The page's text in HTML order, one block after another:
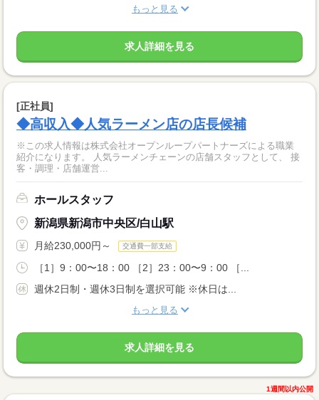
もっと見る
求人詳細を見る
[正社員]
◆高収入◆人気ラーメン店の店長候補
※この求人情報は株式会社オープンループパートナーズによる職業
紹介になります。 人気ラーメンチェーンの店舗スタッフとして、 接
客・調理・店舗運営...
ホールスタッフ
新潟県新潟市中央区/白山駅
月給230,000円～ 交通費一部支給
［1］9：00〜18：00 ［2］23：00〜9：00 ［...
週休2日制・週休3日制を選択可能 ※休日は...
もっと見る
求人詳細を見る
1週間以内公開